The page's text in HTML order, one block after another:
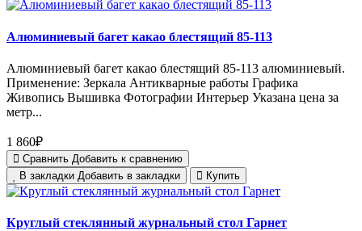
Алюминиевый багет какао блестящий 85-113
Алюминиевый багет какао блестящий 85-113 алюминиевый.
Применение: Зеркала Антикварные работы Графика
Живопись Вышивка Фотографии Интерьер Указана цена за
метр...
1 860₽
Сравнить Добавить к сравнению
В закладки Добавить в закладки Купить
Круглый стеклянный журнальный стол Гарнет